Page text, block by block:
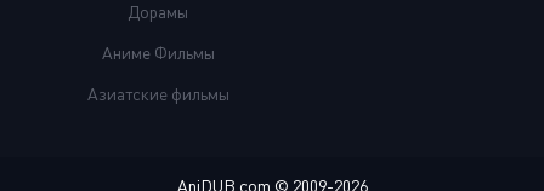
Дорамы
Аниме Фильмы
Азиатские фильмы
AniDUB.com © 2009-2026